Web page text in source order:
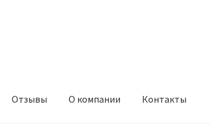
Отзывы О компании Контакты